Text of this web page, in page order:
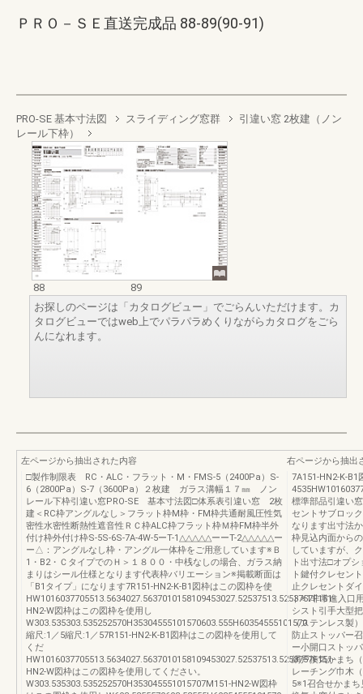
ＰＲＯ－ＳＥ直送完成品 88-89(90-91)
PRO-SE 基本寸法図 スライディング窓群
引違い窓 2枚建（ノン
レール下枠）
88
89
お探しのページは「カタログビュー」でごらんいただけます。カ
タログビューではweb上でパラパラめくりながらカタログをごら
んになれます。
左ページから抽出された内容
□製作制限表 RC・ALC・フラット・M・FMS-5（2400Pa）S-
6（2800Pa）S-7（3600Pa）２枚建 ガラス溝幅１７㎜ ノン
レール下枠引違い窓PRO-SE 基本寸法図□体系表引違い窓 2枚
建＜RC枠アングルなし＞フラット枠M枠・FM枠共通耐風圧性気
密性水密性断熱性遮音性ＲＣ枠ALC枠フラット枠Ｍ枠FM枠半外
付け枠外付け枠S-5S-6S-7A-4W-5ーT-1△△△△△ーーT-2△△△△△ー
ー△：アングルなし枠・アングル一体枠をご用意しています※Ｂ
1・B2・ＣタイプでのＨ＞１８００・中桟なしの場合、ガラス納
まりはシール仕様となります代表枠バリエーション※掲載断面は
「B1タイプ」になります7R151-HN2-K-B1図枠はこの図枠を使
HW1016037705513.5634027.5637010158109453027.52537513.5253757F151-
HN2-W図枠はこの図枠を使用し
W303.535303.535252570H35304555101570603.555H60354555101570
縮尺:1／5縮尺:1／57R151-HN2-K-B1図枠はこの図枠を使用して
くだ
HW1016037705513.5634027.5637010158109453027.52537513.5253757F151-
HN2-W図枠はこの図枠を使用してください。
W303.535303.535252570H353045551015707M151-HN2-W図枠
右ページから抽出
7A151-HN2-K-
標準部品引違い
セントサブロッ
なります出寸法
枠見込内面から
していますが、
ト出寸法□オプ
ト鍵付クレセン
止クレセントダ
ト※1非常進入口
シスト引手大型
（ステンレス製
防止ストッパー
ー小開口ストッ
網戸換気かまち
レーチング巾木
5※1召合せかま